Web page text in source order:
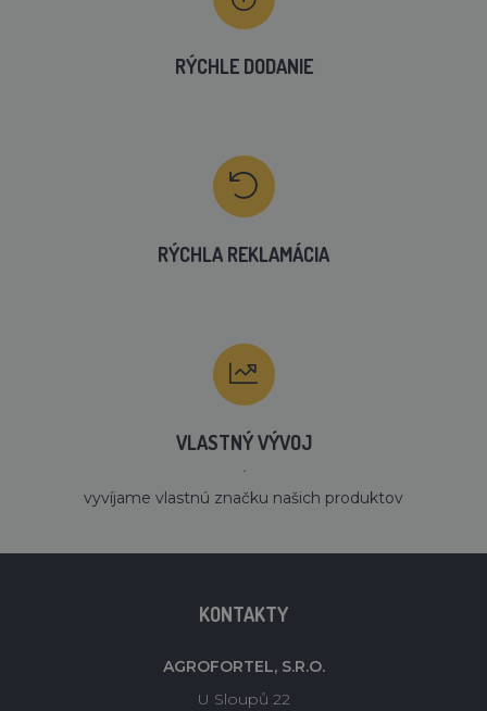
RÝCHLE DODANIE
RÝCHLA REKLAMÁCIA
VLASTNÝ VÝVOJ
´
vyvíjame vlastnú značku našich produktov
KONTAKTY
AGROFORTEL, S.R.O.
U Sloupů 22